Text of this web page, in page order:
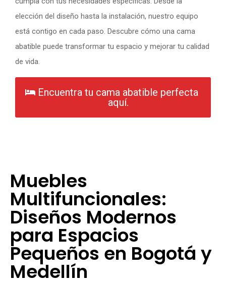
elección del diseño hasta la instalación, nuestro equipo
está contigo en cada paso. Descubre cómo una cama
abatible puede transformar tu espacio y mejorar tu calidad
de vida.
Encuentra tu cama abatible perfecta
aquí.
Muebles
Multifuncionales:
Diseños Modernos
para Espacios
Pequeños en Bogotá y
Medellín